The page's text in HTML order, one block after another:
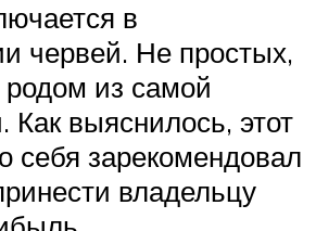
в
червей. Не простых,
из самой
выяснилось, этот
себя зарекомендовал
владельцу